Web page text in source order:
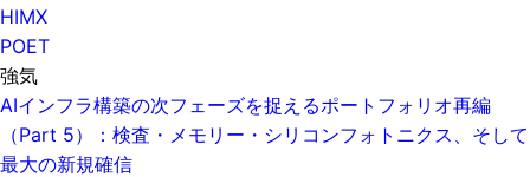
HIMX
POET
強気
AIインフラ構築の次フェーズを捉えるポートフォリオ再編
（Part 5）：検査・メモリー・シリコンフォトニクス、そして
最大の新規確信